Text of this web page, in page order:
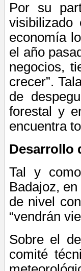
Por su
economía
el año
negocios,
crecer”.
de
forestal y
encuentra
Desarrollo
Tal y
Badajoz,
de nivel
“vendrán
Sobre el
comité